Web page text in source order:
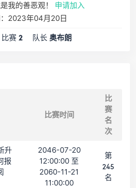
我的善恶观！ 申请加入
2023年04月20日
比赛 2 队长 奥布朗
比赛时间
比
赛
名
次
升
报
2046-07-20
12:00:00 至
2060-11-21
11:00:00
第
245
名